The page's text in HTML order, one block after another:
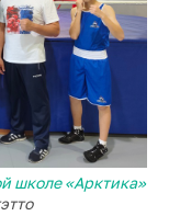
школе «Арктика»